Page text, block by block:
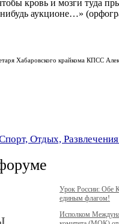
кровь и мозги туда
аукционе…»
Хабаровского крайкома КПСС
Отдых,
Урок России: Обе
единым флагом!
Исполком